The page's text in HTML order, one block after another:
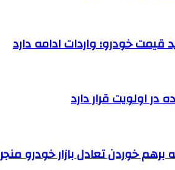
قیمت خودرو؛ واردات ادامه دارد
در اولویت قرار دارد
برهم خوردن تعادل بازار خودرو